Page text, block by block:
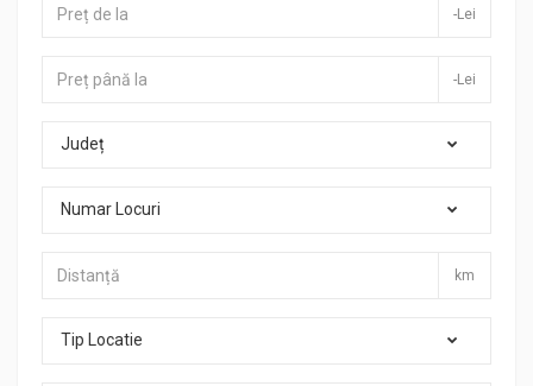
-Lei
-Lei
Județ
Numar Locuri
km
Tip Locatie